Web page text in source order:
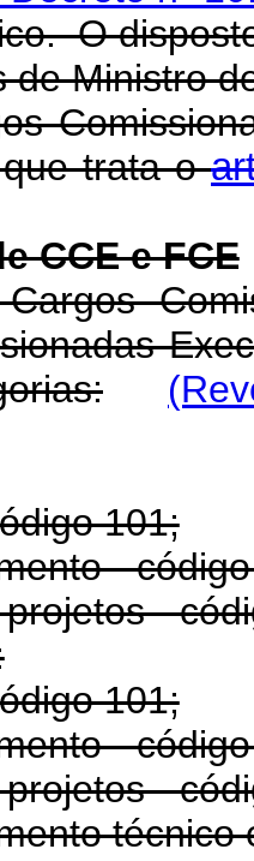
O
de Ministro
que trata o
CCE e FCE
101;
-
-
101;
-
-
técnico